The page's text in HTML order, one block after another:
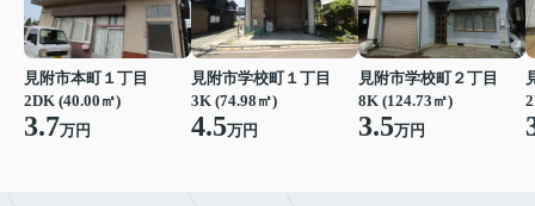
見附市本町１丁目
2DK (40.00㎡)
3.7万円
見附市学校町１丁目
3K (74.98㎡)
4.5万円
見附市学校町２丁目
8K (124.73㎡)
3.5万円